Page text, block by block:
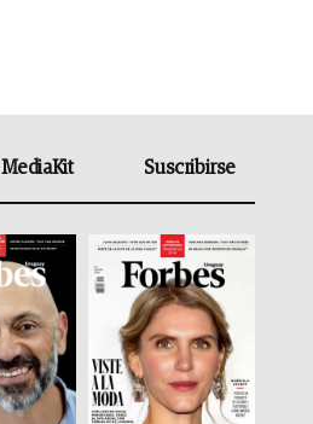
MediaKit Suscribirse